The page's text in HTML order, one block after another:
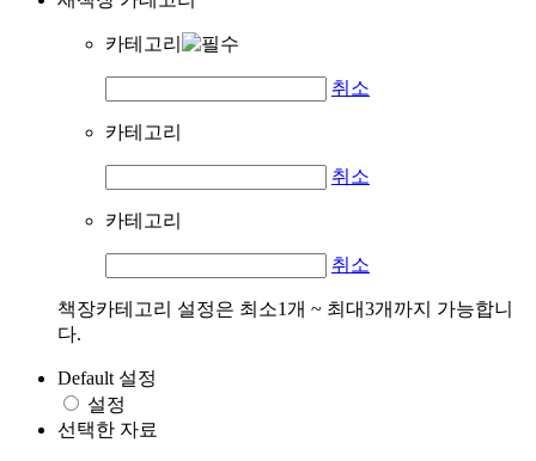
카테고리
취소
카테고리
취소
카테고리
취소
책장카테고리 설정은 최소1개 ~ 최대3개까지 가능합니
다.
Default 설정
설정
선택한 자료